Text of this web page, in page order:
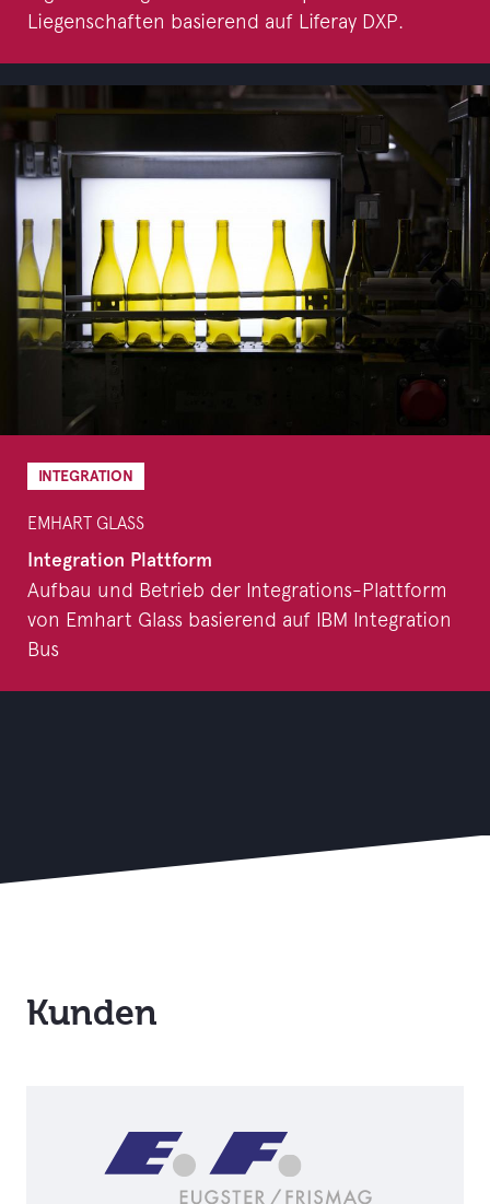
Liegenschaften basierend auf Liferay DXP.
INTEGRATION
EMHART GLASS
Integration Plattform
Aufbau und Betrieb der Integrations-Plattform
von Emhart Glass basierend auf IBM Integration
Bus
Kunden